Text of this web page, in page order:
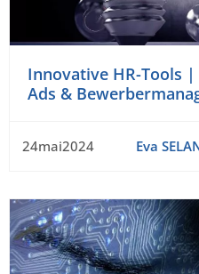
Innovative HR-Tools
Ads &
24mai2024 Eva